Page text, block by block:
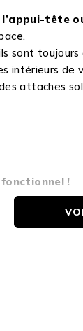
tête
sont
intérieurs de
attaches
!